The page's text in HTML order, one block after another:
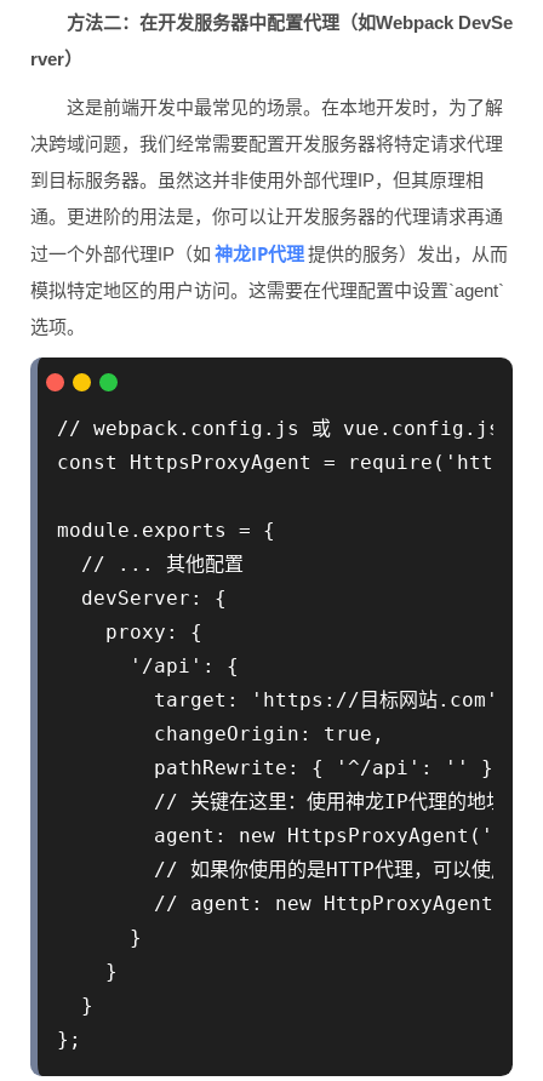
方法二：在开发服务器中配置代理（如Webpack DevSe
rver）
这是前端开发中最常见的场景。在本地开发时，为了解
决跨域问题，我们经常需要配置开发服务器将特定请求代理
到目标服务器。虽然这并非使用外部代理IP，但其原理相
通。更进阶的用法是，你可以让开发服务器的代理请求再通
过一个外部代理IP（如 神龙IP代理提供的服务）发出，从而
模拟特定地区的用户访问。这需要在代理配置中设置`agent`
选项。
// webpack.config.js 或 vue.config.js 等配
const HttpsProxyAgent = require('https-
module.exports = {
  // ... 其他配置
  devServer: {
    proxy: {
      '/api': {
        target: 'https://目标网站.com',
        changeOrigin: true,
        pathRewrite: { '^/api': '' },
// 关键在这里：使用神龙IP代理的地址作
agent: new
// 如果你使用的是HTTP代理，可以使用
// agent: new
      }
    }
  }